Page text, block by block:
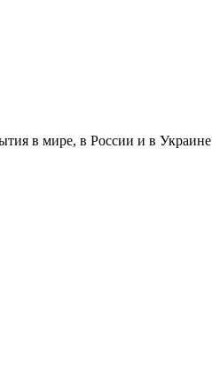
в мире, в России и в Украине